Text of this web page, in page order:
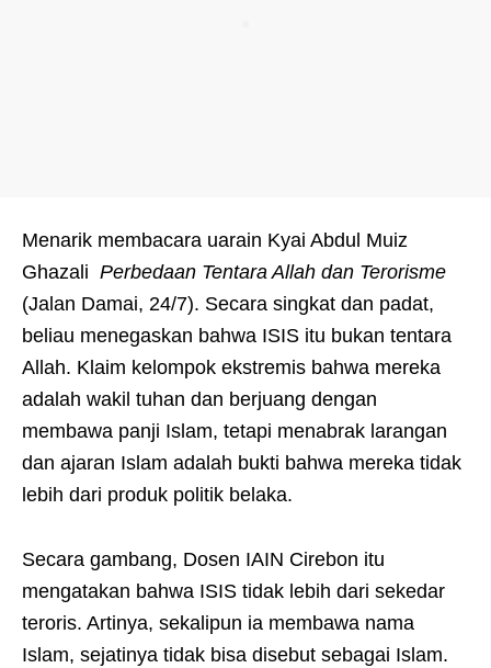
Menarik membacara uarain Kyai Abdul Muiz
Ghazali Perbedaan Tentara Allah dan Terorisme
(Jalan Damai, 24/7). Secara singkat dan padat,
beliau menegaskan bahwa ISIS itu bukan tentara
Allah. Klaim kelompok ekstremis bahwa mereka
adalah wakil tuhan dan berjuang dengan
membawa panji Islam, tetapi menabrak larangan
dan ajaran Islam adalah bukti bahwa mereka tidak
lebih dari produk politik belaka.
Secara gambang, Dosen IAIN Cirebon itu
mengatakan bahwa ISIS tidak lebih dari sekedar
teroris. Artinya, sekalipun ia membawa nama
Islam, sejatinya tidak bisa disebut sebagai Islam.